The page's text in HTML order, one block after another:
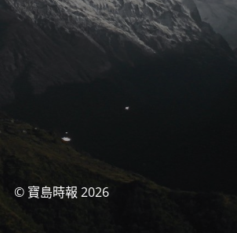
© 寶島時報 2026